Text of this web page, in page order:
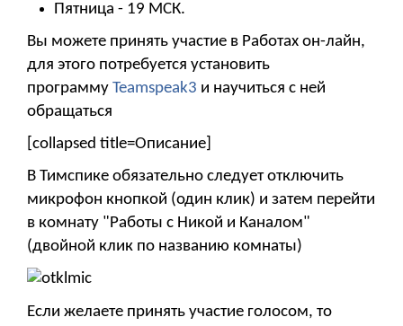
Пятница - 19 МСК.
Вы можете принять участие в Работах он-лайн,
для этого потребуется установить
программу Teamspeak3 и научиться с ней
обращаться
[collapsed title=Описание]
В Тимспике обязательно следует отключить
микрофон кнопкой (один клик) и затем перейти
в комнату "Работы с Никой и Каналом"
(двойной клик по названию комнаты)
Если желаете принять участие голосом, то